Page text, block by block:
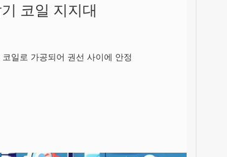
코일 지지대
일로 가공되어 권선 사이에 안정